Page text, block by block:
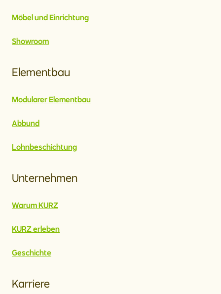
Möbel und Einrichtung
Showroom
Elementbau
Modularer Elementbau
Abbund
Lohnbeschichtung
Unternehmen
Warum KURZ
KURZ erleben
Geschichte
Karriere